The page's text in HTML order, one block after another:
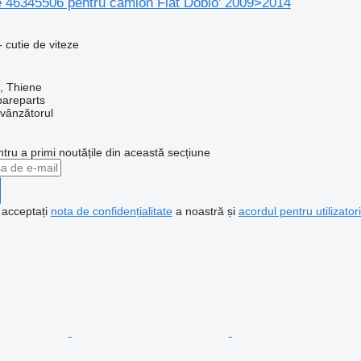
cutie de viteze
Thiene
a primi noutățile din această secțiune
nota de confidențialitatea noastră și acordul pentru utilizatori